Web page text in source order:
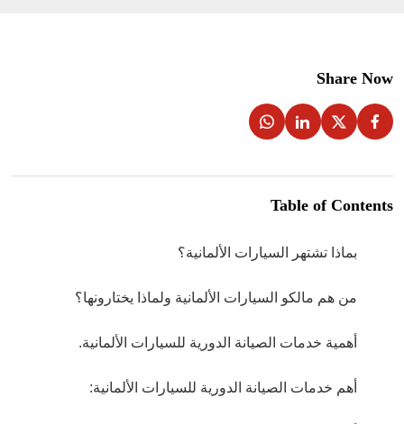
Share Now
Table of Contents
بماذا تشتهر السيارات الألمانية؟
من هم مالكو السيارات الألمانية ولماذا يختارونها؟
أهمية خدمات الصيانة الدورية للسيارات الألمانية.
أهم خدمات الصيانة الدورية للسيارات الألمانية: